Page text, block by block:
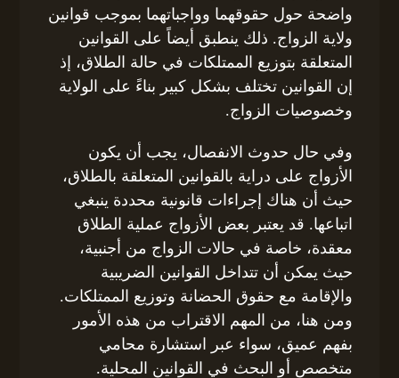
واضحة حول حقوقهما وواجباتهما بموجب قوانين
ولاية الزواج. ذلك ينطبق أيضاً على القوانين
المتعلقة بتوزيع الممتلكات في حالة الطلاق، إذ
إن القوانين تختلف بشكل كبير بناءً على الولاية
وخصوصيات الزواج.
وفي حال حدوث الانفصال، يجب أن يكون
الأزواج على دراية بالقوانين المتعلقة بالطلاق،
حيث أن هناك إجراءات قانونية محددة ينبغي
اتباعها. قد يعتبر بعض الأزواج عملية الطلاق
معقدة، خاصة في حالات الزواج من أجنبية،
حيث يمكن أن تتداخل القوانين الضريبية
والإقامة مع حقوق الحضانة وتوزيع الممتلكات.
ومن هنا، من المهم الاقتراب من هذه الأمور
بفهم عميق، سواء عبر استشارة محامي
متخصص أو البحث في القوانين المحلية.